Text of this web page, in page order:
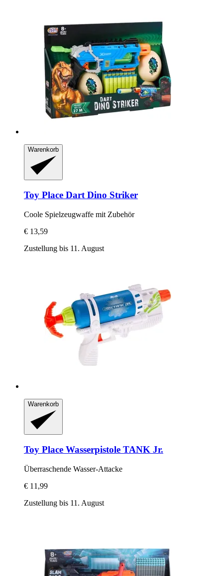
Warenkorb
Toy Place Dart Dino Striker
Coole Spielzeugwaffe mit Zubehör
€ 13,59
Zustellung bis 11. August
Warenkorb
Toy Place Wasserpistole TANK Jr.
Überraschende Wasser-​Attacke
€ 11,99
Zustellung bis 11. August